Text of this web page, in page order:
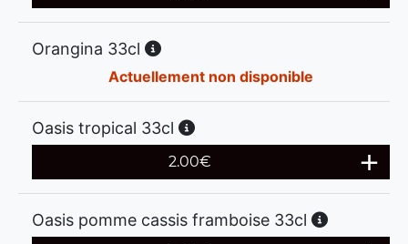
Orangina 33cl
Actuellement non disponible
Oasis tropical 33cl
2.00€
Oasis pomme cassis framboise 33cl